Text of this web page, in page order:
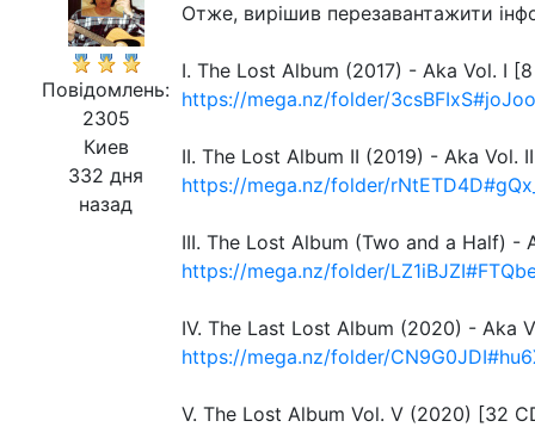
Повідомлень:
2305
Киев
332 дня
назад
Отже, вирішив перезавантажити
І. The Lost Album (2017) - Aka Vol. I
https://mega.nz/folder/
II. The Lost Album II (2019) - Aka Vol.
https://mega.nz/folder/
III. The Lost Album (Two and a Half) -
https://mega.nz/folder/
IV. The Last Lost Album (2020) - Aka
https://mega.nz/folder/
V. The Lost Album Vol. V (2020) [32